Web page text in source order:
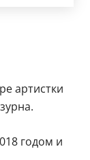
артистки
годом и